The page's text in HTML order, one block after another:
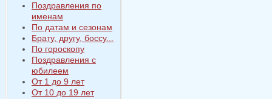
Поздравления по
именам
По датам и сезонам
Брату, другу, боссу...
По гороскопу
Поздравления с
юбилеем
От 1 до 9 лет
От 10 до 19 лет